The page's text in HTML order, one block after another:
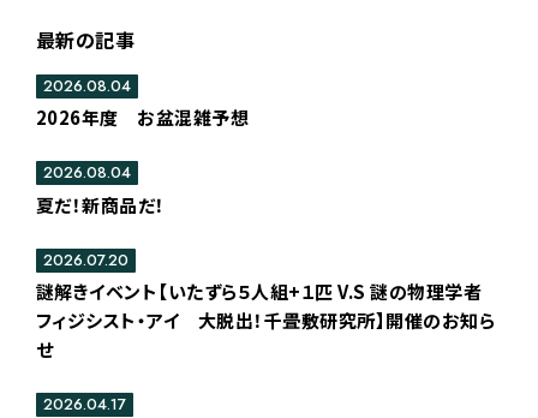
最新の記事
2026年度 お盆混雑予想
2026.08.04
夏だ！新商品だ！
2026.08.04
謎解きイベント【いたずら５人組+１匹 V.S 謎の物理学者
フィジシスト・アイ 大脱出！千畳敷研究所】開催のお知ら
せ
2026.07.20
2026.04.17